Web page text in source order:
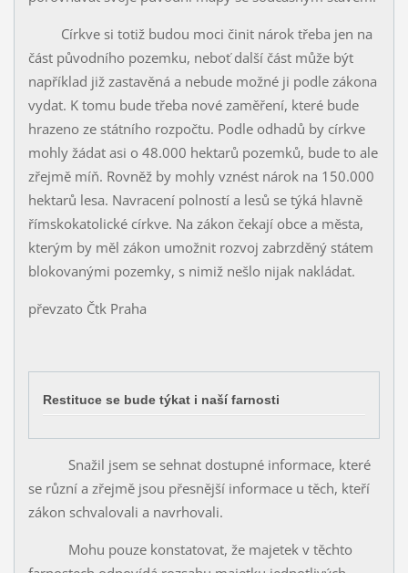
Církve si totiž budou moci činit nárok třeba jen na
část původního pozemku, neboť další část může být
například již zastavěná a nebude možné ji podle zákona
vydat. K tomu bude třeba nové zaměření, které bude
hrazeno ze státního rozpočtu. Podle odhadů by církve
mohly žádat asi o 48.000 hektarů pozemků, bude to ale
zřejmě míň. Rovněž by mohly vznést nárok na 150.000
hektarů lesa. Navracení polností a lesů se týká hlavně
římskokatolické církve. Na zákon čekají obce a města,
kterým by měl zákon umožnit rozvoj zabrzděný státem
blokovanými pozemky, s nimiž nešlo nijak nakládat.
převzato Čtk Praha
Restituce se bude týkat i naší farnosti
Snažil jsem se sehnat dostupné informace, které
se různí a zřejmě jsou přesnější informace u těch, kteří
zákon schvalovali a navrhovali.
Mohu pouze konstatovat, že majetek v těchto